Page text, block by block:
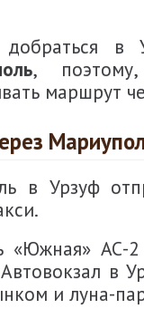
добраться в
,
маршрут
в Урзуф
«Южная» АС-
в
и луна-